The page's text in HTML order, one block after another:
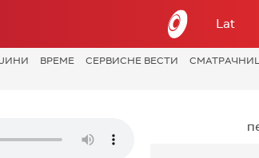
Lat
ВРЕМЕ СЕРВИСНЕ ВЕСТИ